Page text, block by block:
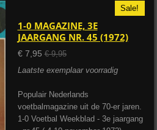
Sale!
1-0 MAGAZINE, 3E
JAARGANG NR. 45 (1972)
€ 7,95 € 9,95
Laatste exemplaar voorradig
Populair Nederlands
voetbalmagazine uit de 70-er jaren.
1-0 Voetbal Weekblad - 3e jaargang